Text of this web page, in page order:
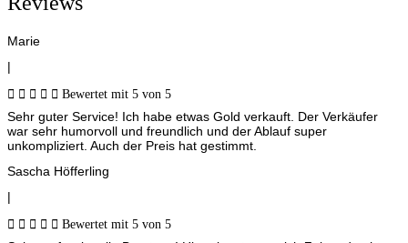
Marie
|
     Bewertet mit 5 von 5
Sehr guter Service! Ich habe etwas Gold verkauft. Der Verkäufer
war sehr humorvoll und freundlich und der Ablauf super
unkompliziert. Auch der Preis hat gestimmt.
Sascha Höfferling
|
     Bewertet mit 5 von 5